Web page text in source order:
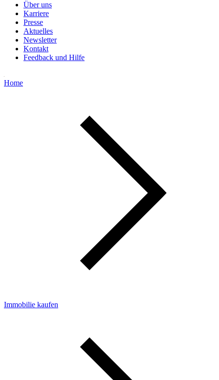
Über uns
Karriere
Presse
Aktuelles
Newsletter
Kontakt
Feedback und Hilfe
Home
Immobilie kaufen